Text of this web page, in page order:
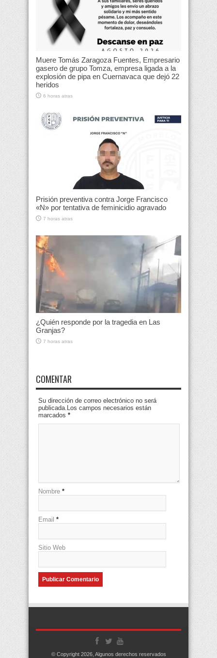
Muere Tomás Zaragoza Fuentes, Empresario
gasero de grupo Tomza, empresa ligada a la
explosión de pipa en Cuernavaca que dejó 22
heridos
6 horas atras
Prisión preventiva contra Jorge Francisco
«N» por tentativa de feminicidio agravado
7 horas atras
¿Quién responde por la tragedia en Las
Granjas?
7 horas atras
COMENTAR
Su dirección de correo electrónico no será
publicada.Los campos necesarios están
marcados *
Nombre *
Email *
Sitio Web
© Copyright 2026, Algunos derechos reservados